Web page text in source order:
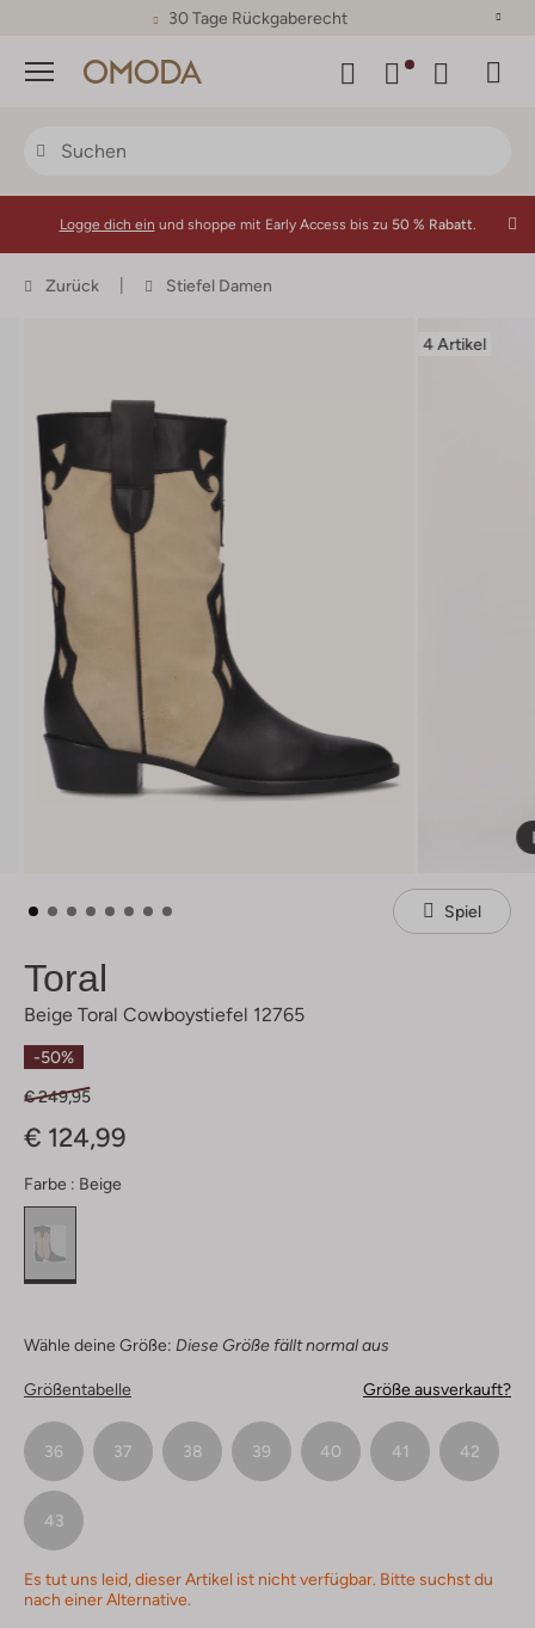
30 Tage Rückgaberecht
Menü
Logge dich ein und shoppe mit Early Access bis zu 50 % Rabatt.
Zurück Stiefel Damen
4 Artikel
Spiel
Toral
Beige Toral Cowboystiefel 12765
-50%
€ 249,95
€ 124,99
Farbe : Beige
Wähle deine Größe: Diese Größe fällt normal aus
Größentabelle Größe ausverkauft?
36 37 38 39 40 41 42
43
Es tut uns leid, dieser Artikel ist nicht verfügbar. Bitte suchst du
nach einer Alternative.